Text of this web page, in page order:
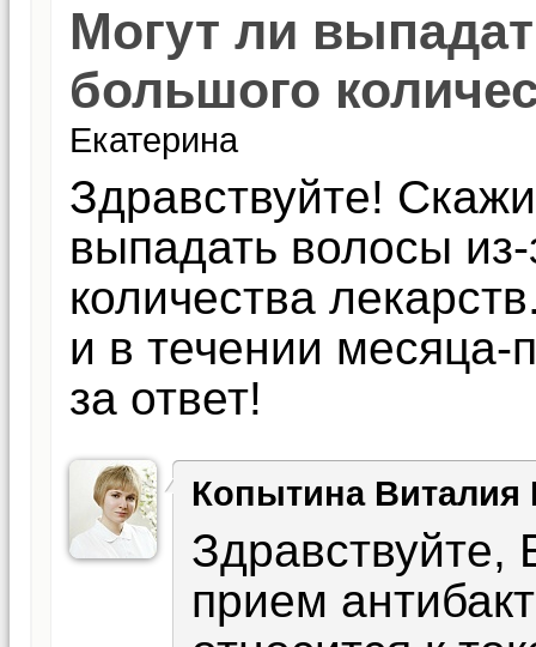
Могут ли
большого
Екатерина
Здравствуйте!
выпадать волосы
количества
и в течении
за ответ!
Копытина Виталия
Здравствуйте,
прием